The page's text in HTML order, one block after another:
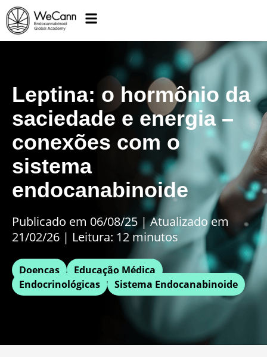
Leptina: o hormônio da
saciedade e energia –
conexões com o
sistema
endocanabinoide
Publicado em 06/08/25 |Atualizado em
21/02/26 | Leitura: 12 minutos
Doenças
Educação Médica
Endocrinológicas
Sistema Endocanabinoide